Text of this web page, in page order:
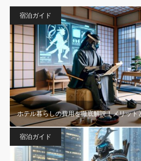
宿泊ガイド
ホテル暮らしの費用を徹底解説！メリット
宿泊ガイド